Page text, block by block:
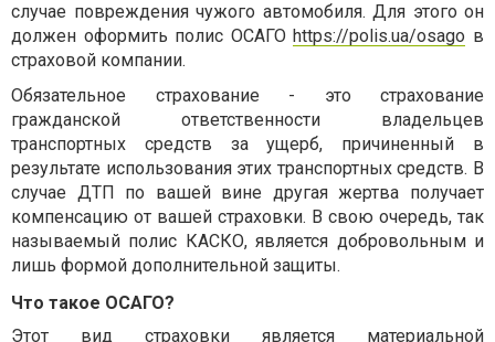
случае повреждения чужого автомобиля. Для этого он
должен оформить полис ОСАГОhttps://polis.ua/osago в
страховой компании.
Обязательное страхование - это страхование
гражданской ответственности владельцев
транспортных средств за ущерб, причиненный в
результате использования этих транспортных средств. В
случае ДТП по вашей вине другая жертва получает
компенсацию от вашей страховки. В свою очередь, так
называемый полис КАСКО, является добровольным и
лишь формой дополнительной защиты.
Что такое ОСАГО?
Этот вид страховки является материальной